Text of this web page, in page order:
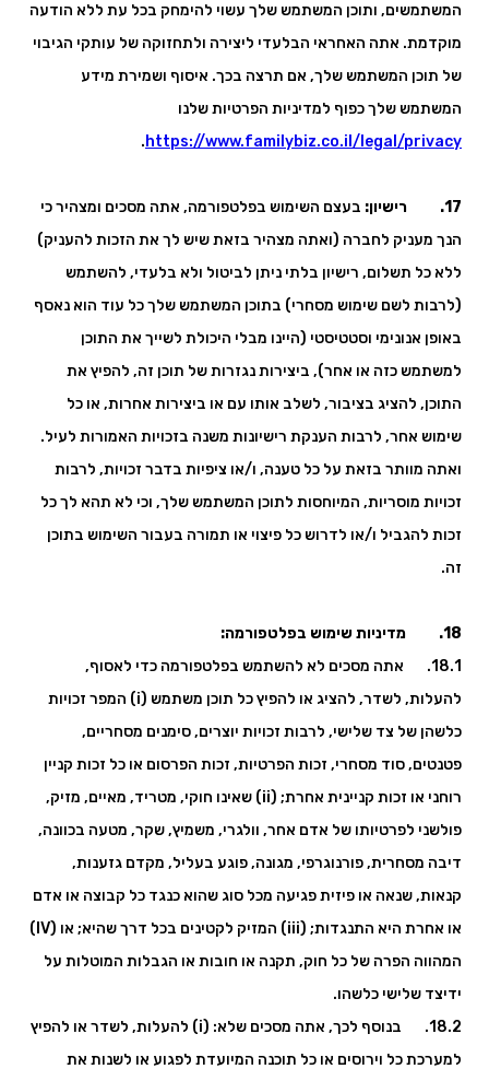
המשתמשים, ותוכן המשתמש שלך עשוי להימחק בכל עת ללא הודעה
מוקדמת. אתה האחראי הבלעדי ליצירה ולתחזוקה של עותקי הגיבוי
של תוכן המשתמש שלך, אם תרצה בכך. איסוף ושמירת מידע
המשתמש שלך כפוף למדיניות הפרטיות שלנו
https://www.familybiz.co.il/legal/privacy
.
17. רישיון:
בעצם השימוש בפלטפורמה, אתה מסכים ומצהיר כי
הנך מעניק לחברה (ואתה מצהיר בזאת שיש לך את הזכות להעניק)
ללא כל תשלום, רישיון בלתי ניתן לביטול ולא בלעדי, להשתמש
(לרבות לשם שימוש מסחרי) בתוכן המשתמש שלך כל עוד הוא נאסף
באופן אנונימי וסטטיסטי (היינו מבלי היכולת לשייך את התוכן
למשתמש כזה או אחר), ביצירות נגזרות של תוכן זה, להפיץ את
התוכן, להציג בציבור, לשלב אותו עם או ביצירות אחרות, או כל
שימוש אחר, לרבות הענקת רישיונות משנה בזכויות האמורות לעיל.
ואתה מוותר בזאת על כל טענה, ו/או ציפיות בדבר זכויות, לרבות
זכויות מוסריות, המיוחסות לתוכן המשתמש שלך, וכי לא תהא לך כל
זכות להגביל ו/או לדרוש כל פיצוי או תמורה בעבור השימוש בתוכן
זה.
18. מדיניות שימוש בפלטפורמה:
18.1. אתה מסכים לא להשתמש בפלטפורמה כדי לאסוף,
להעלות, לשדר, להציג או להפיץ כל תוכן משתמש (i) המפר זכויות
כלשהן של צד שלישי, לרבות זכויות יוצרים, סימנים מסחריים,
פטנטים, סוד מסחרי, זכות הפרטיות, זכות הפרסום או כל זכות קניין
רוחני או זכות קניינית אחרת; (ii) שאינו חוקי, מטריד, מאיים, מזיק,
פולשני לפרטיותו של אדם אחר, וולגרי, משמיץ, שקר, מטעה בכוונה,
דיבה מסחרית, פורנוגרפי, מגונה, פוגע בעליל, מקדם גזענות,
קנאות, שנאה או פיזית פגיעה מכל סוג שהוא כנגד כל קבוצה או אדם
או אחרת היא התנגדות; (iii) המזיק לקטינים בכל דרך שהיא; או (IV)
המהווה הפרה של כל חוק, תקנה או חובות או הגבלות המוטלות על
ידיצד שלישי כלשהו.
18.2. בנוסף לכך, אתה מסכים שלא: (i) להעלות, לשדר או להפיץ
למערכת כל וירוסים או כל תוכנה המיועדת לפגוע או לשנות את